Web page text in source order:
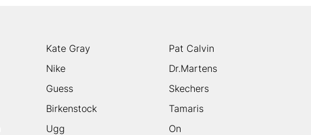
Kate Gray
Pat Calvin
Nike
Dr.Martens
Guess
Skechers
Birkenstock
Tamaris
Ugg
On